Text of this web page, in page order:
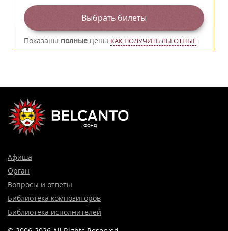
Выбрать билеты
Показаны полные цены КАК ПОЛУЧИТЬ ЛЬГОТНЫЕ
Афиша
Орган
Вопросы и ответы
Библиотека композиторов
Библиотека исполнителей